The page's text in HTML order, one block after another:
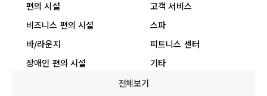
편의 시설
고객 서비스
비즈니스 편의 시설
스파
바/라운지
피트니스 센터
장애인 편의 시설
기타
전체보기